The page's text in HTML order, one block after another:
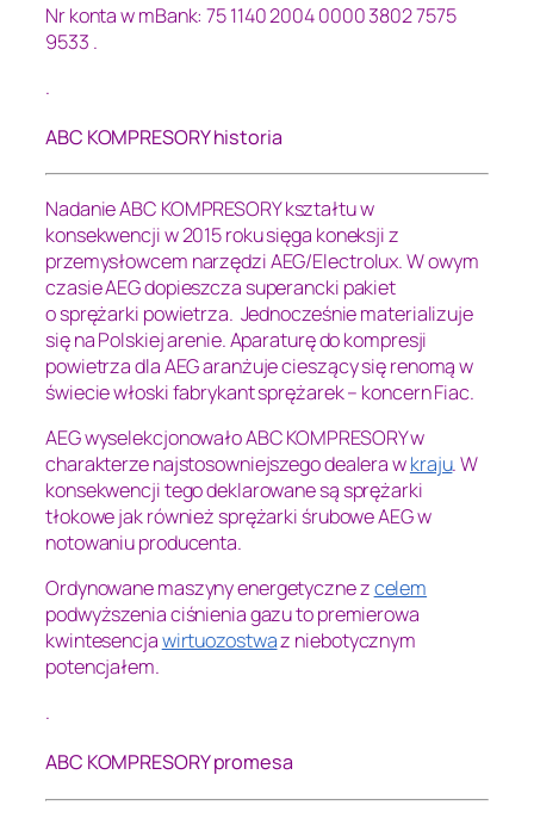
Nr konta w mBank: 75 1140 2004 0000 3802 7575
9533 .
.
ABC KOMPRESORY historia
Nadanie ABC KOMPRESORY kształtu w
konsekwencji w 2015 roku sięga koneksji z
przemysłowcem narzędzi AEG/Electrolux. W owym
czasie AEG dopieszcza superancki pakiet
o sprężarki powietrza. Jednocześnie materializuje
się na Polskiej arenie. Aparaturę do kompresji
powietrza dla AEG aranżuje cieszący się renomą w
świecie włoski fabrykant sprężarek – koncern Fiac.
AEG wyselekcjonowało ABC KOMPRESORY w
charakterze najstosowniejszego dealera wkraju. W
konsekwencji tego deklarowane są sprężarki
tłokowe jak również sprężarki śrubowe AEG w
notowaniu producenta.
Ordynowane maszyny energetyczne zcelem
podwyższenia ciśnienia gazu to premierowa
kwintesencjawirtuozostwaz niebotycznym
potencjałem.
.
ABC KOMPRESORY promesa